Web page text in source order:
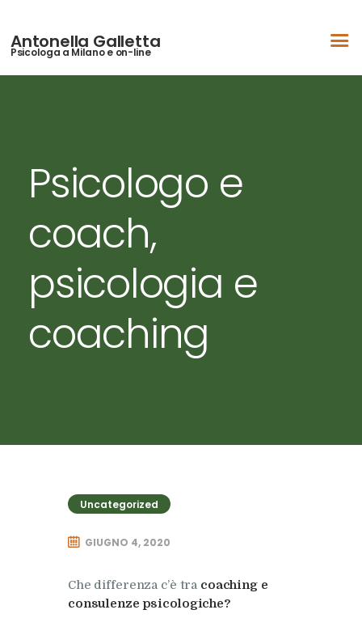
Antonella Galletta
Psicologa a Milano e on-line
Psicologo e
coach,
psicologia e
coaching
Chi sono
Aree d’intervento
Contattami
Uncategorized
GIUGNO 4, 2020
Che differenza c’è tra coaching e
consulenze psicologiche?